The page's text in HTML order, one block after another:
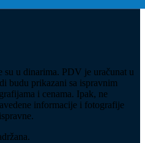
su u dinarima. PDV je uračunat u
budu prikazani sa ispravnim
i cenama. Ipak, ne
informacije i fotografije